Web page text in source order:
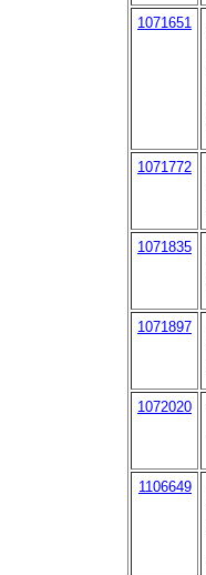
1071651
1071772
1071835
1071897
1072020
1106649